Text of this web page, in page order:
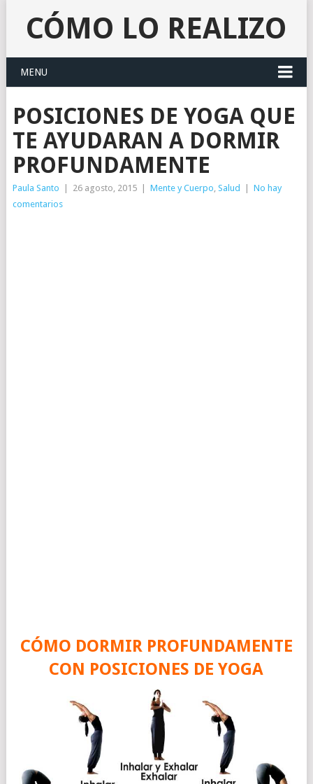
CÓMO LO REALIZO
MENU
POSICIONES DE YOGA QUE
TE AYUDARAN A DORMIR
PROFUNDAMENTE
Paula Santo 26 agosto, 2015 Mente y Cuerpo, Salud
No hay
comentarios
CÓMO DORMIR PROFUNDAMENTE
CON POSICIONES DE YOGA